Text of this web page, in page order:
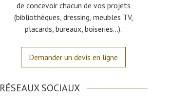
de concevoir chacun de vos projets
(bibliothèques, dressing, meubles TV,
placards, bureaux, boiseries…).
Demander un devis en ligne
RÉSEAUX SOCIAUX